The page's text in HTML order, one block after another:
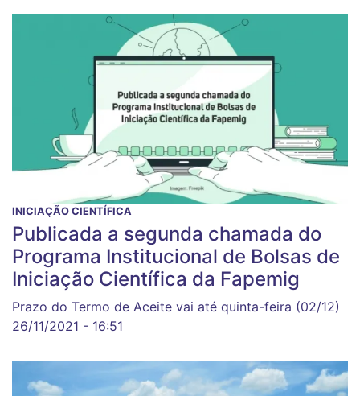
INICIAÇÃO CIENTÍFICA
Publicada a segunda chamada do
Programa Institucional de Bolsas de
Iniciação Científica da Fapemig
Prazo do Termo de Aceite vai até quinta-feira (02/12)
26/11/2021 - 16:51